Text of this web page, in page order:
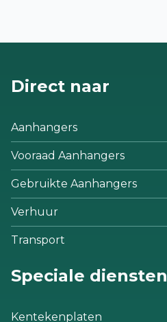
Direct naar
Aanhangers
Vooraad Aanhangers
Gebruikte Aanhangers
Verhuur
Transport
Speciale diensten
Kentekenplaten